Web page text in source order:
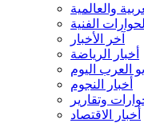
والعالمية
الحوارات الفنية
آخر الأخبار
أخبار الرياضة
العرب اليوم
أخبار النجوم
وتقارير
أخبار الاقتصاد